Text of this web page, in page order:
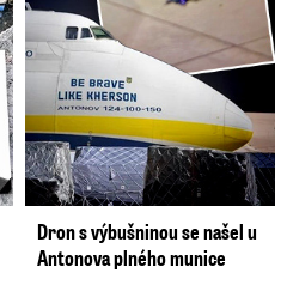
Dron s výbušninou se našel u
Antonova plného munice